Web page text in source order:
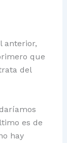
anterior,
que
del
es de
hay